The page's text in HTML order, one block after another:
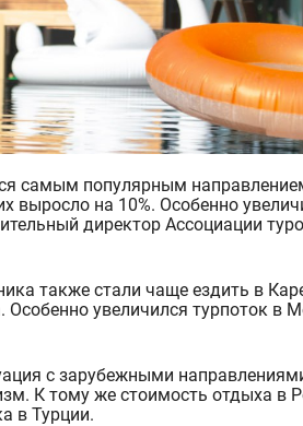
самым популярным
выросло на 10%. Особенно
директор Ассоциации
также стали чаще ездить в
Особенно увеличился турпоток в
ация с зарубежными
К тому же стоимость отдыха в
в Турции.